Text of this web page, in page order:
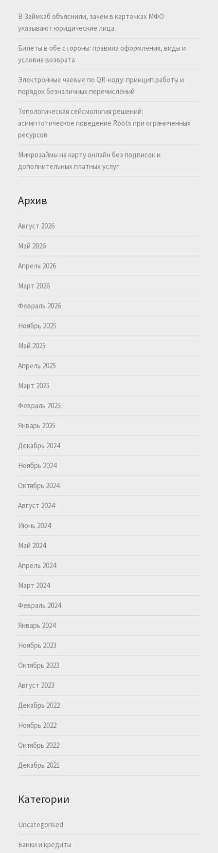
В Займхаб объяснили, зачем в карточках МФО
указывают юридические лица
Билеты в обе стороны: правила оформления, виды и
условия возврата
Электронные чаевые по QR-коду: принцип работы и
порядок безналичных перечислений
Топологическая сейсмология решений:
асимптотическое поведение Roots при ограниченных
ресурсов
Микрозаймы на карту онлайн без подписок и
дополнительных платных услуг
Архив
Август 2026
Май 2026
Апрель 2026
Март 2026
Февраль 2026
Ноябрь 2025
Май 2025
Апрель 2025
Март 2025
Февраль 2025
Январь 2025
Декабрь 2024
Ноябрь 2024
Октябрь 2024
Август 2024
Июнь 2024
Май 2024
Апрель 2024
Март 2024
Февраль 2024
Январь 2024
Ноябрь 2023
Октябрь 2023
Август 2023
Декабрь 2022
Ноябрь 2022
Октябрь 2022
Декабрь 2021
Категории
Uncategorised
Банки и кредиты